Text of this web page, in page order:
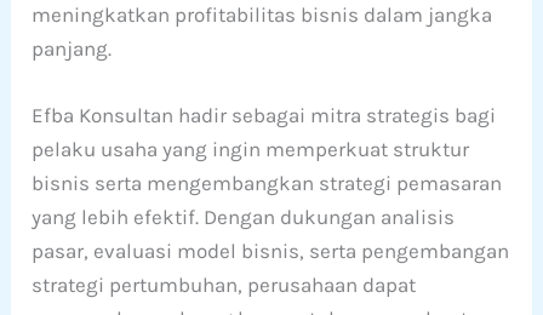
meningkatkan profitabilitas bisnis dalam jangka
panjang.
Efba Konsultan hadir sebagai mitra strategis bagi
pelaku usaha yang ingin memperkuat struktur
bisnis serta mengembangkan strategi pemasaran
yang lebih efektif. Dengan dukungan analisis
pasar, evaluasi model bisnis, serta pengembangan
strategi pertumbuhan, perusahaan dapat